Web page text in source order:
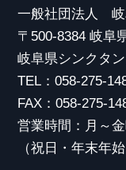
一般社団法人 岐
〒500-8384 岐阜
岐阜県シンクタ
TEL：058-275-
FAX：058-275-
営業時間：月～
（祝日・年末年